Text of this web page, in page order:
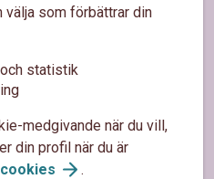
välja som förbättrar din
statistik
medgivande när du vill,
din profil när du är
cookies .